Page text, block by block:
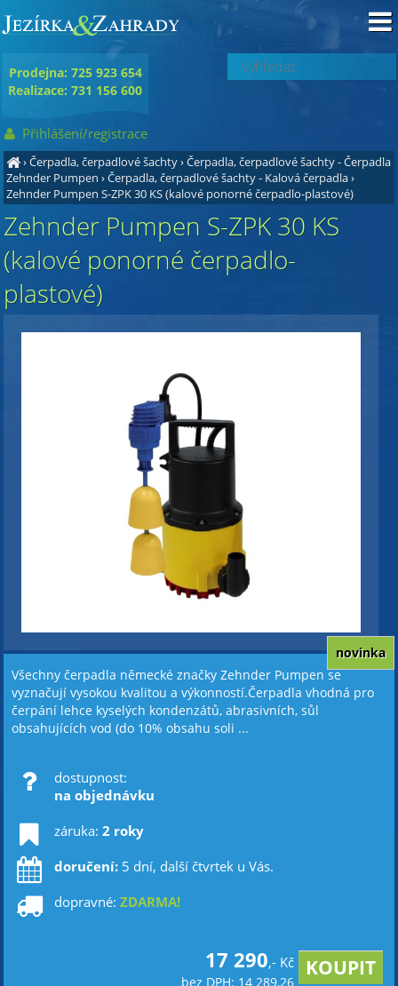
›Čerpadla, čerpadlové šachty›Čerpadla, čerpadlové šachty - Čerpadla
Zehnder Pumpen ›Čerpadla, čerpadlové šachty - Kalová čerpadla›
Zehnder Pumpen S-ZPK 30 KS (kalové ponorné čerpadlo-plastové)
Zehnder Pumpen S-ZPK 30 KS
(kalové ponorné čerpadlo-
plastové)
Všechny čerpadla německé značky Zehnder Pumpen se
vyznačují vysokou kvalitou a výkonností.Čerpadla vhodná pro
čerpání lehce kyselých kondenzátů, abrasivních, sůl
obsahujících vod (do 10% obsahu soli ...
novinka
dostupnost:
na objednávku
záruka: 2 roky
doručení: 5 dní, další čtvrtek u Vás.
dopravné: ZDARMA!
17 290,- Kč
Prodejna: 725 923 654
Realizace: 731 156 600
Přihlášení/registrace